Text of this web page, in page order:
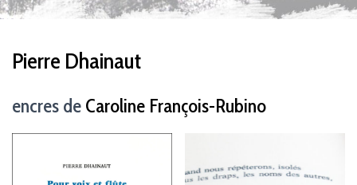
M
T
Pierre Dhainaut
encres de Caroline François-Rubino